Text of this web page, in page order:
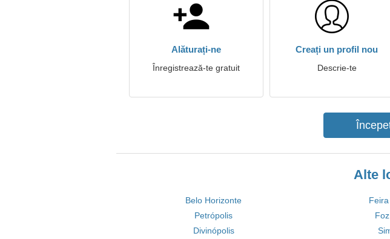
Alăturați-ne
Înregistrează-te gratuit
Creați un profil nou
Descrie-te
Alte
Belo Horizonte
Petrópolis
Divinópolis